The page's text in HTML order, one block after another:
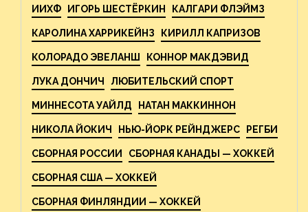
ИИХФ ИГОРЬ ШЕСТЁРКИН КАЛГАРИ ФЛЭЙМЗ
КАРОЛИНА ХАРРИКЕЙНЗ КИРИЛЛ КАПРИЗОВ
КОЛОРАДО ЭВЕЛАНШ КОННОР МАКДЭВИД
ЛУКА ДОНЧИЧ ЛЮБИТЕЛЬСКИЙ СПОРТ
МИННЕСОТА УАЙЛД НАТАН МАККИННОН
НИКОЛА ЙОКИЧ НЬЮ-ЙОРК РЕЙНДЖЕРС РЕГБИ
СБОРНАЯ РОССИИ СБОРНАЯ КАНАДЫ — ХОККЕЙ
СБОРНАЯ США — ХОККЕЙ
СБОРНАЯ ФИНЛЯНДИИ — ХОККЕЙ